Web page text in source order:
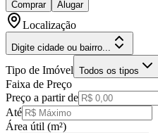
Comprar Alugar
Localização
Digite cidade ou bairro...
Tipo de Imóvel Todos os tipos
Faixa de Preço
Preço a partir de
Até
Área útil (m²)